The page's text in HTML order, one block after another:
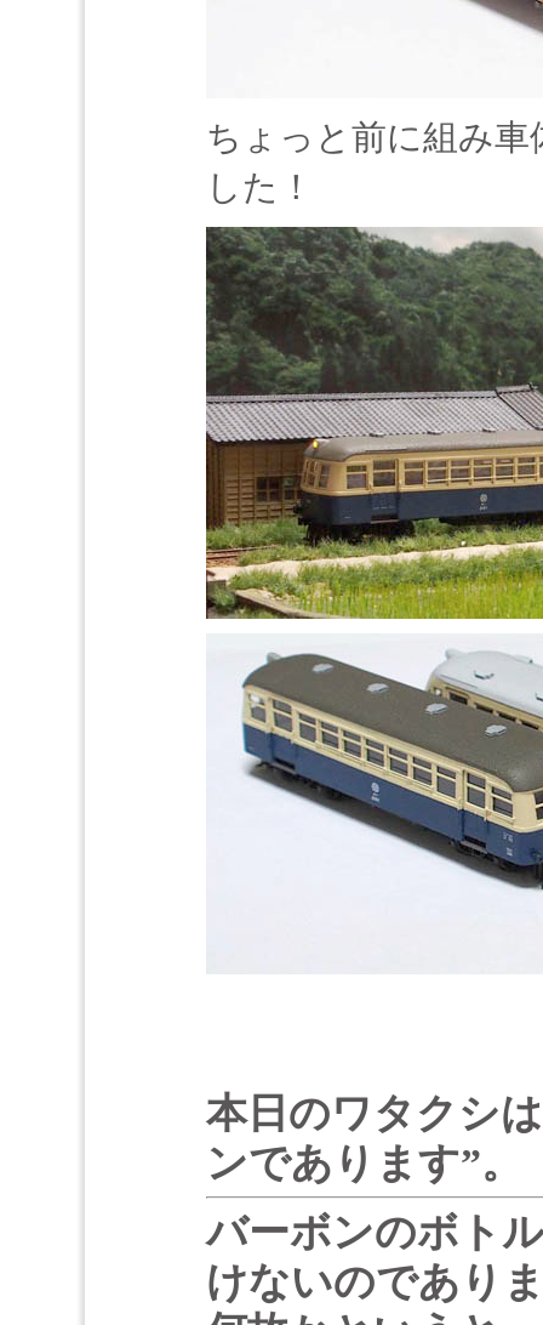
ちょっと前に組み
した！
本日のワタクシ
ンであります”。
バーボンのボト
けないのであり